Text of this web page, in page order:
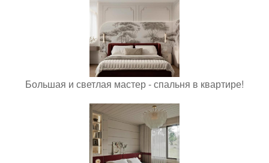
Большая и светлая мастер - спальня в квартире!